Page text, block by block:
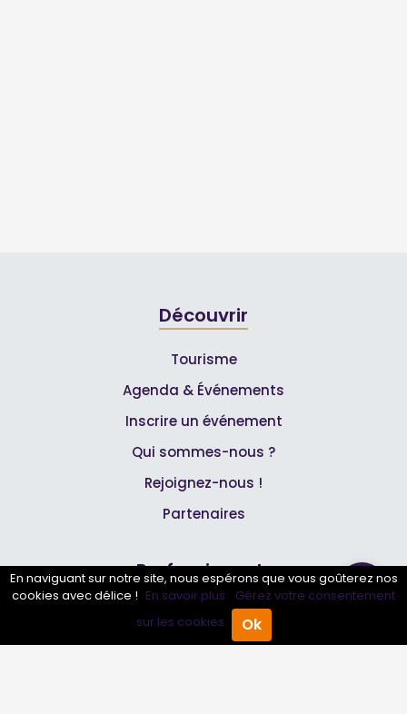
Annuaire Pro Agenda
Découvrir
Tourisme
Agenda & Événements
Inscrire un événement
Qui sommes-nous ?
Rejoignez-nous !
Partenaires
Professionnels
Annuaire pro
Inscrire mon entreprise
En naviguant sur notre site, nous espérons que vous goûterez nos
cookies avec délice ! En savoir plus. Gérez votre consentement
sur les cookies.
Ok